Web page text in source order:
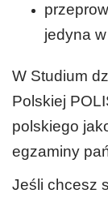
jedyna
W Studium
Polskiej
polskiego
egzaminy
Jeśli chcesz